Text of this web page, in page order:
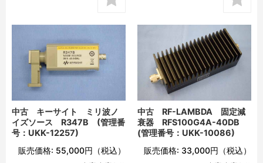
中古 キーサイト ミリ波ノ
イズソース R347B (管理番
号：UKK-12257)
販売価格: 55,000円 （税込）
中古 RF-LAMBDA 固定減
衰器 RFS100G4A-40DB
(管理番号：UKK-10086)
販売価格: 33,000円 （税込）